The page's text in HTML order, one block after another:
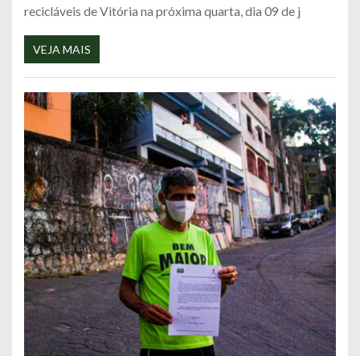
recicláveis de Vitória na próxima quarta, dia 09 de j
VEJA MAIS